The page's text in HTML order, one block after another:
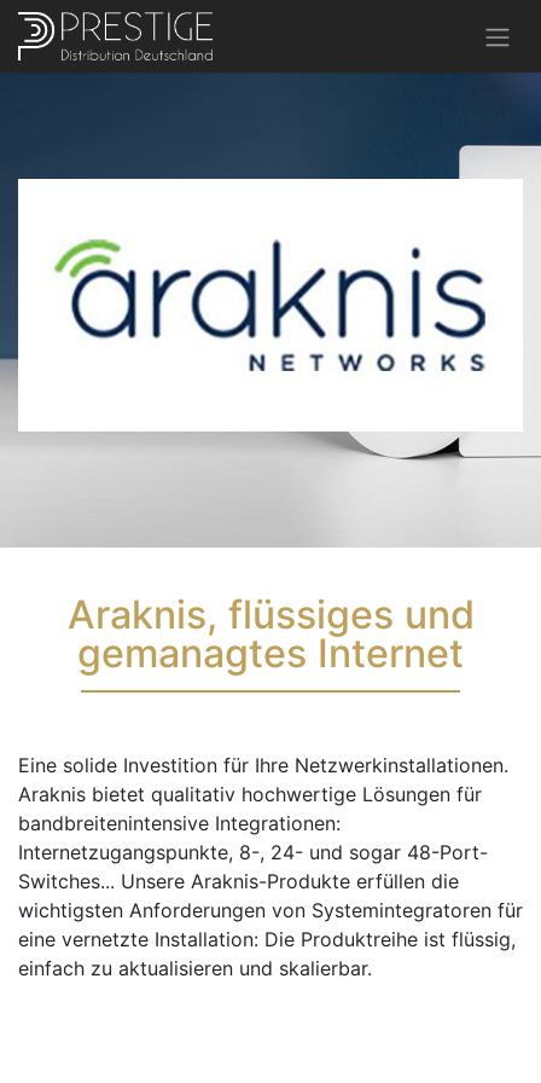
Araknis, flüssiges und
gemanagtes Internet
Eine solide Investition für Ihre Netzwerkinstallationen.
Araknis bietet qualitativ hochwertige Lösungen für
bandbreitenintensive Integrationen:
Internetzugangspunkte, 8-, 24- und sogar 48-Port-
Switches... Unsere Araknis-Produkte erfüllen die
wichtigsten Anforderungen von Systemintegratoren für
eine vernetzte Installation: Die Produktreihe ist flüssig,
einfach zu aktualisieren und skalierbar.